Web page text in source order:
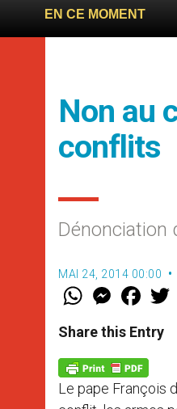
EN CE MOMENT
Léon XIV
Non au
conflits
Dénonciation
MAI 24, 2014 00:00
W
t
s
p
p
M
e
s
e
g
e
r
F
a
e
b
k
Share this Entry
Le pape François